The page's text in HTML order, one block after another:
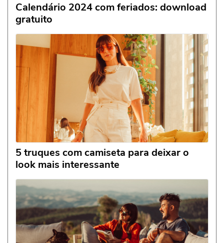
Calendário 2024 com feriados: download
gratuito
5 truques com camiseta para deixar o
look mais interessante